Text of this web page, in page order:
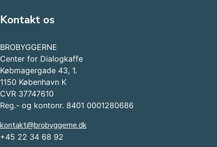
Kontakt os
BROBYGGERNE
Center for Dialogkaffe
Købmagergade 43, 1.
1150 København K
CVR 37747610
Reg.- og kontonr. 8401 0001280686
kontakt@brobyggerne.dk
+45 22 34 68 92